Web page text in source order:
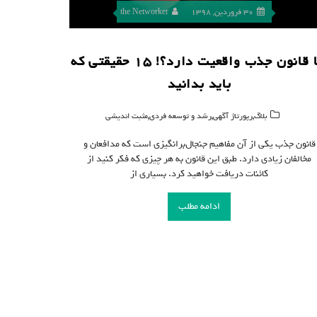
30 فروردین, 1398 the Networker
آیا قانون جذب واقعیت دارد؟! ۱۵ حقیقتی که
باید بدانید
بلاگ,رپورتاژ آگهی,رشد و توسعه فردی,مثبت اندیشی
قانون جذب یکی از آن مفاهیم جنجال‌برانگیزی است که مدافعان و
مخالفان زیادی دارد. طبق این قانون به هر چیزی که فکر کنید از
کائنات دریافت خواهید کرد. بسیاری از
ادامه مطلب